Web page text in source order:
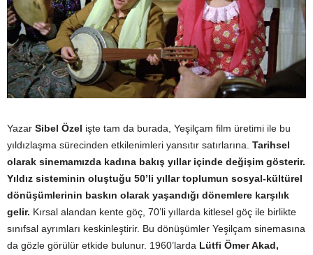
Yazar Sibel Özel işte tam da burada, Yeşilçam film üretimi ile bu
yıldızlaşma sürecinden etkilenimleri yansıtır satırlarına. Tarihsel
olarak sinemamızda kadına bakış yıllar içinde değişim gösterir.
Yıldız sisteminin oluştuğu 50’li yıllar toplumun sosyal-kültürel
dönüşümlerinin baskın olarak yaşandığı dönemlere karşılık
gelir. Kırsal alandan kente göç, 70’li yıllarda kitlesel göç ile birlikte
sınıfsal ayrımları keskinleştirir. Bu dönüşümler Yeşilçam sinemasına
da gözle görülür etkide bulunur. 1960’larda Lütfi Ömer Akad,